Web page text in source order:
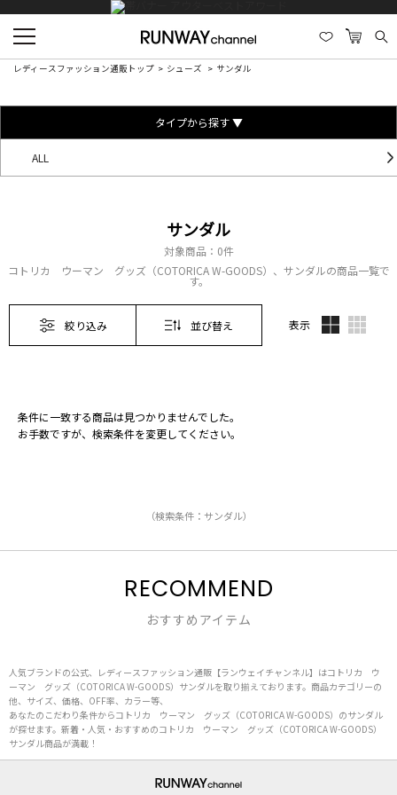
レディースファッション通販トップ シューズ サンダル
タイプから探す ▼
ALL
サンダル
対象商品： 0件
コトリカ ウーマン グッズ（COTORICA W-GOODS）、サンダルの商品一覧で
す。
絞り込み 並び替え 表示
条件に一致する商品は見つかりませんでした。
お手数ですが、検索条件を変更してください。
（検索条件：サンダル）
RECOMMEND
おすすめアイテム
人気ブランドの公式、レディースファッション通販【ランウェイチャンネル】はコトリカ ウ
ーマン グッズ（COTORICA W-GOODS）サンダルを取り揃えております。商品カテゴリーの
他、サイズ、価格、OFF率、カラー等、
あなたのこだわり条件からコトリカ ウーマン グッズ（COTORICA W-GOODS）のサンダル
が探せます。新着・人気・おすすめのコトリカ ウーマン グッズ（COTORICA W-GOODS）
サンダル商品が満載！